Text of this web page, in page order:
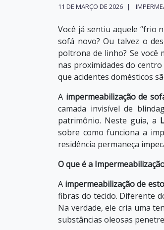
11 DE MARÇO DE 2026
Você já sentiu aquele “frio
sofá novo? Ou talvez o
poltrona de linho? Se você
nas proximidades do
que acidentes domésticos
A impermeabilização de
camada invisível de
patrimônio. Neste guia, a
sobre como funciona a
residência permaneça
O que é a
A impermeabilização de
fibras do tecido. Diferente
Na verdade, ele cria uma
substâncias oleosas